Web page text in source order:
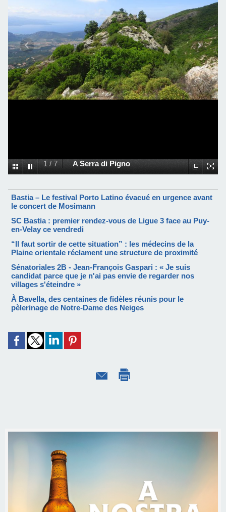
1 /7 A Serra di Pigno
Bastia – Le festival Porto Latino évacué en urgence avant
le concert de Mosimann
SC Bastia : premier rendez-vous de Ligue 3 face au Puy-
en-Velay ce vendredi
“Il faut sortir de cette situation” : les médecins de la
Plaine orientale réclament une structure de proximité
Sénatoriales 2B - Jean-François Gaspari : « Je suis
candidat parce que je n'ai pas envie de regarder nos
villages s'éteindre »
À Bavella, des centaines de fidèles réunis pour le
pèlerinage de Notre-Dame des Neiges